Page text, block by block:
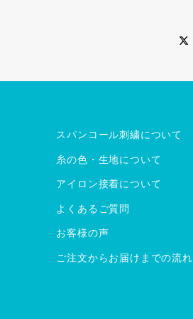
スパンコール刺繍について
糸の色・生地について
アイロン接着について
よくあるご質問
お客様の声
ご注文からお届けまでの流れ